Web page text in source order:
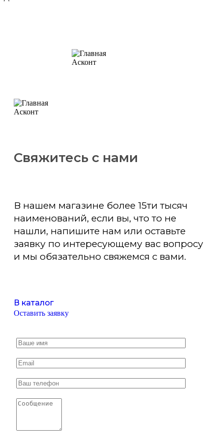
Свяжитесь с нами
В нашем магазине более 15ти тысяч
наименований, если вы, что то не
нашли, напишите нам или оставьте
заявку по интересующему вас вопросу
и мы обязательно свяжемся с вами.
В каталог
Оставить заявку